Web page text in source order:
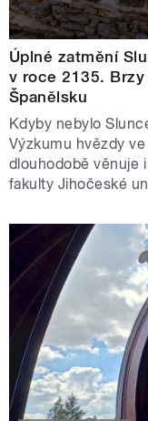
Úplné zatmění
v roce 2135.
Španělsku
Kdyby nebylo
Výzkumu hvězdy
dlouhodobě věnuje
fakulty Jihočeské